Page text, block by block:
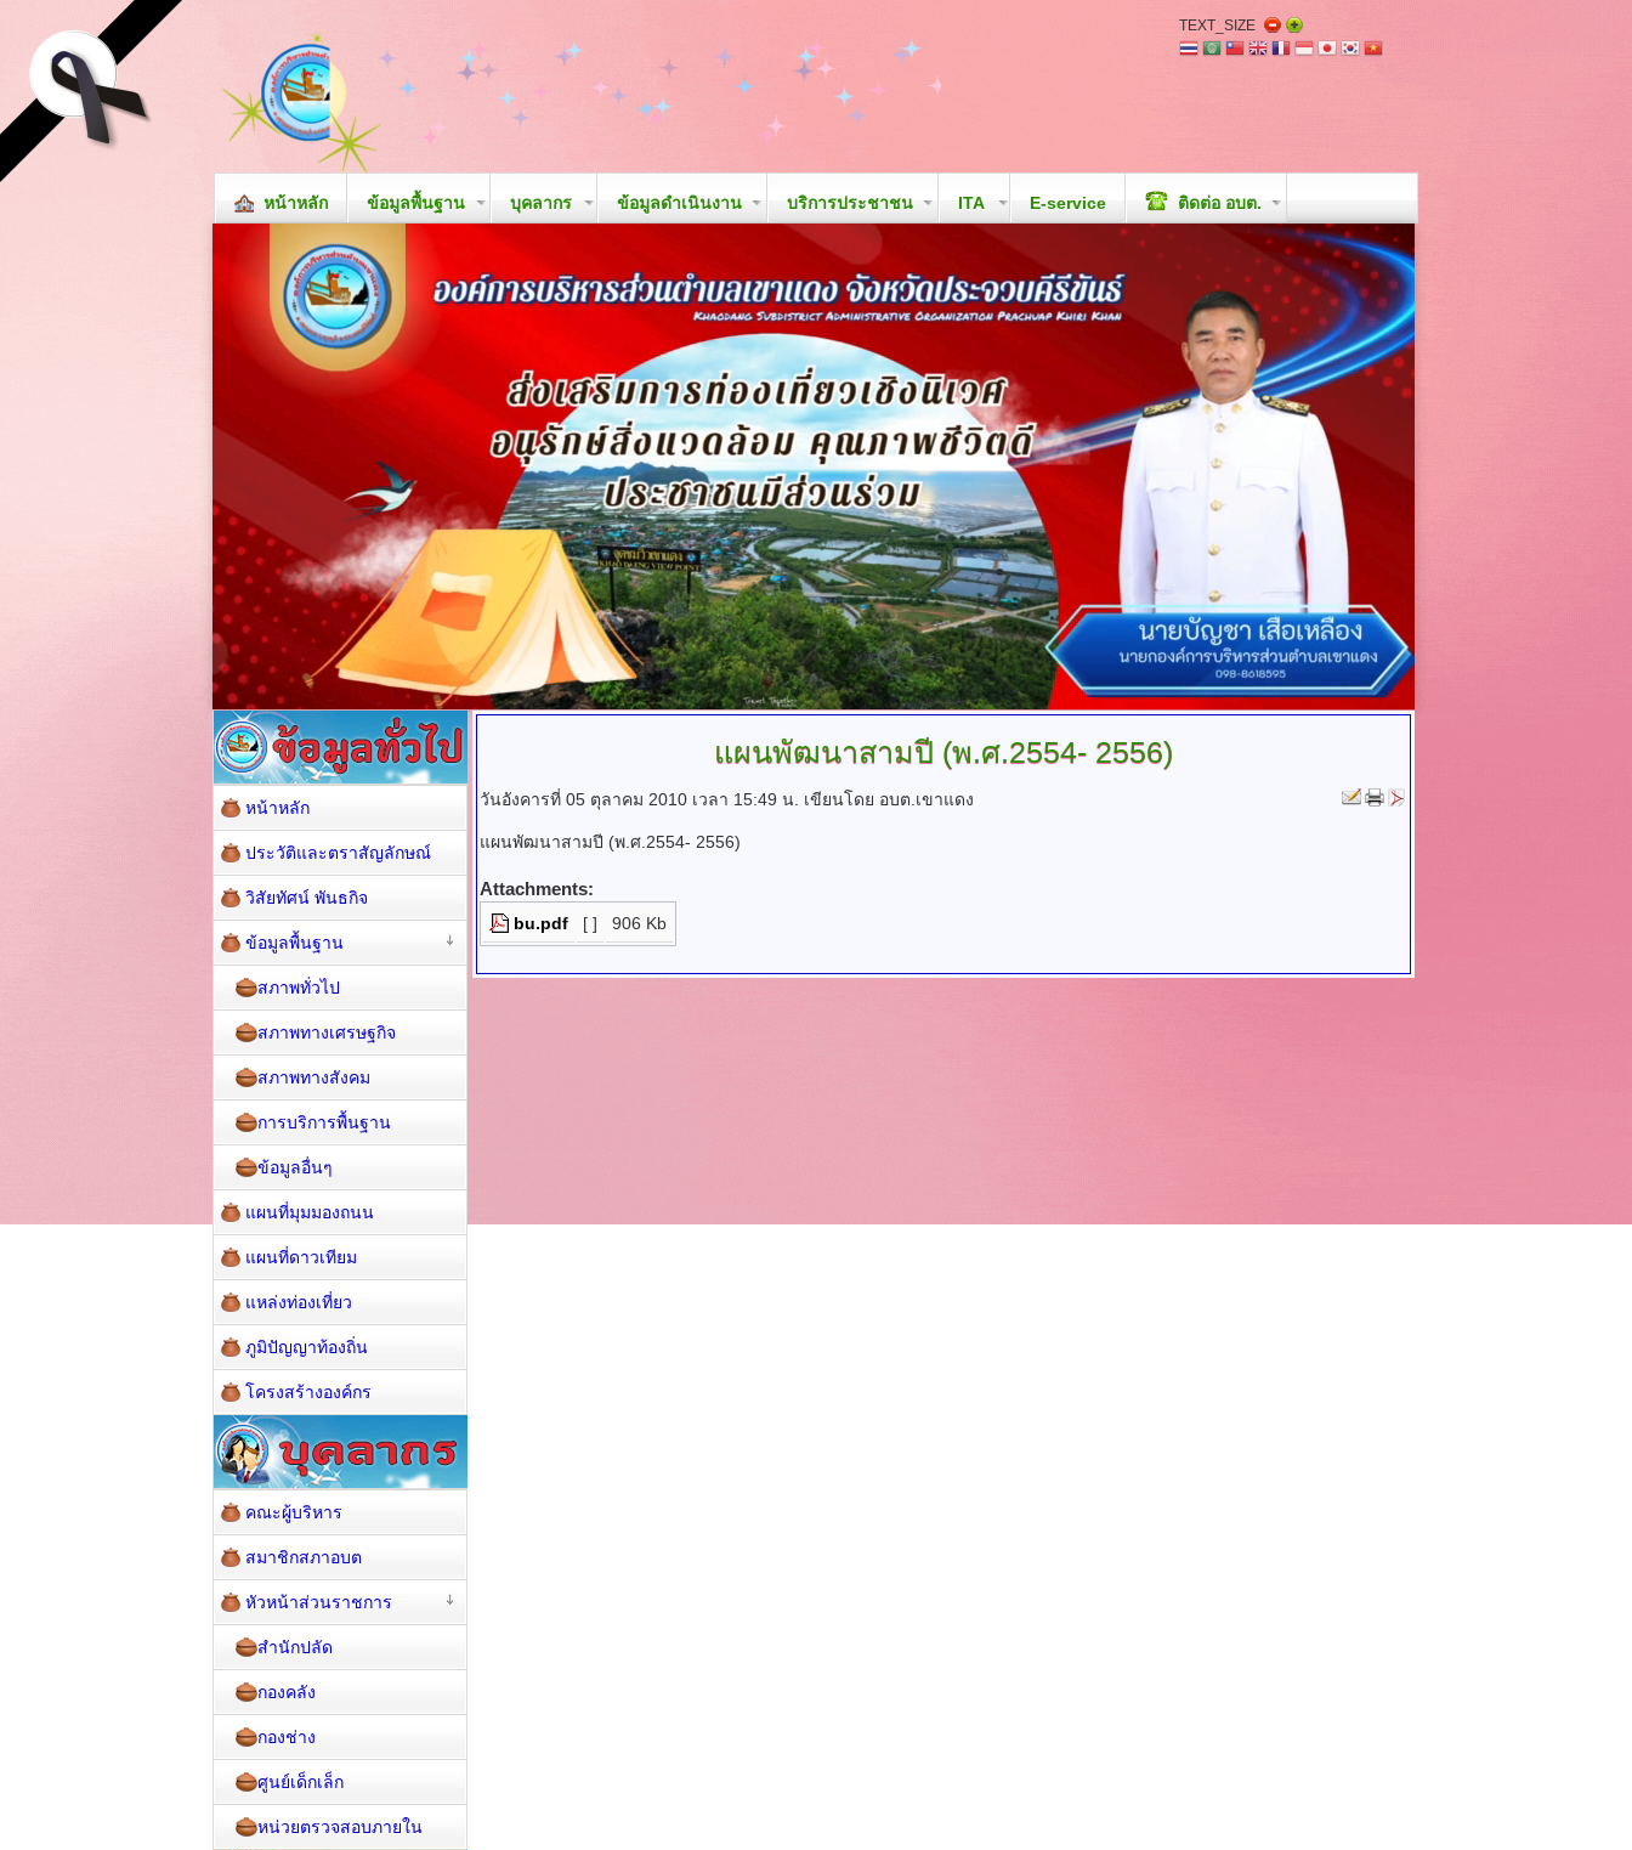
TEXT_SIZE
หน้าหลัก ข้อมูลพื้นฐาน บุคลากร ข้อมูลดำเนินงาน บริการประชาชน ITA E-service ติดต่อ อบต.
แผนพัฒนาสามปี (พ.ศ.2554- 2556)
วันอังคารที่ 05 ตุลาคม 2010 เวลา 15:49 น. เขียนโดย อบต.เขาแดง
แผนพัฒนาสามปี (พ.ศ.2554- 2556)
Attachments:
bu.pdf [ ] 906 Kb
หน้าหลัก
ประวัติและตราสัญลักษณ์
วิสัยทัศน์ พันธกิจ
ข้อมูลพื้นฐาน
สภาพทั่วไป
สภาพทางเศรษฐกิจ
สภาพทางสังคม
การบริการพื้นฐาน
ข้อมูลอื่นๆ
แผนที่มุมมองถนน
แผนที่ดาวเทียม
แหล่งท่องเที่ยว
ภูมิปัญญาท้องถิ่น
โครงสร้างองค์กร
คณะผู้บริหาร
สมาชิกสภาอบต
หัวหน้าส่วนราชการ
สำนักปลัด
กองคลัง
กองช่าง
ศูนย์เด็กเล็ก
หน่วยตรวจสอบภายใน